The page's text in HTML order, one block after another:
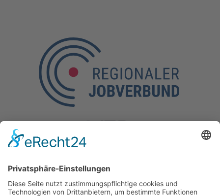
Kölner Straße 190,
57290 Neunkirchen